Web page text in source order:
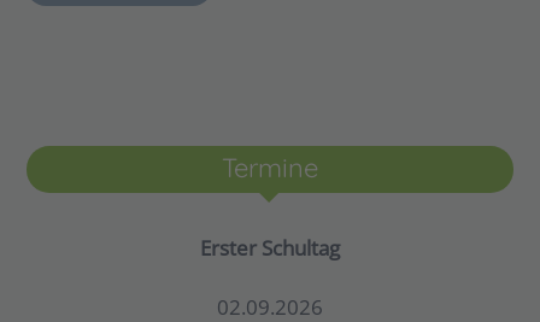
Termine
Erster Schultag
02.09.2026